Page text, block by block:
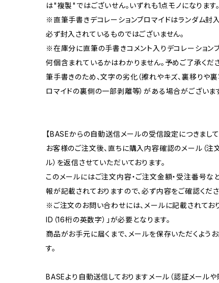
は"複製"ではございせん。いずれも1点モノになります。
※直筆手書きデコレーションブロマイドはランダム封入
必ず封入されているものではございません。
※在庫分に直筆の手書きコメント入りデコレーション
何個含まれているかはわかりません。予めご了承くださ
筆手書きのため、文字の劣化（擦れやキズ、裏移りや
ロマイドの裏側の一部剥離等）がある場合がございま
【BASEからの自動送信メールの受信設定につきまして
お客様のご注文後、直ちに購入内容確認のメール（注
ル）を返信させていただいております。
このメールにはご注文内容・ご注文金額・受注番号な
報が記載されておりますので、必ず内容をご確認くださ
※ご注文のお問い合わせには、メールに記載されてお
ID（16桁の英数字）」が必要となります。
商品がお手元に届くまで、メールを保存いただくよう
す。
BASEより自動送信しておりますメール（認証メール